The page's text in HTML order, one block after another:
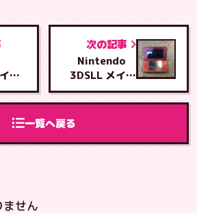
ン
理
一覧へ戻る
次の記事
Nintendo
3DSLL メイン
基板分解修理
せん